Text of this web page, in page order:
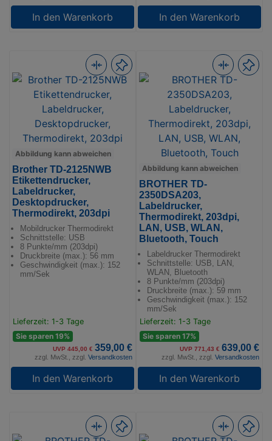
In den Warenkorb In den Warenkorb
Abbildung kann abweichen
Brother TD-2125NWB
Etikettendrucker,
Labeldrucker,
Desktopdrucker,
Thermodirekt, 203dpi
Mobildrucker Thermodirekt
Schnittstelle: USB
8 Punkte/mm (203dpi)
Druckbreite (max.): 56 mm
Geschwindigkeit (max.): 152
mm/Sek
Lieferzeit: 1-3 Tage
Sie sparen 19%
UVP 445,00 € 359,00 €
zzgl. MwSt., zzgl. Versandkosten
In den Warenkorb
Abbildung kann abweichen
BROTHER TD-
2350DSA203,
Labeldrucker,
Thermodirekt, 203dpi,
LAN, USB, WLAN,
Bluetooth, Touch
Labeldrucker Thermodirekt
Schnittstelle: USB, LAN,
WLAN, Bluetooth
8 Punkte/mm (203dpi)
Druckbreite (max.): 59 mm
Geschwindigkeit (max.): 152
mm/Sek
Lieferzeit: 1-3 Tage
Sie sparen 17%
UVP 771,43 € 639,00 €
zzgl. MwSt., zzgl. Versandkosten
In den Warenkorb